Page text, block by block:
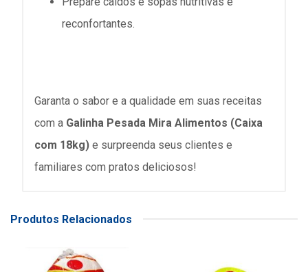
reconfortantes.
Garanta o sabor e a qualidade em suas receitas
com a Galinha Pesada Mira Alimentos (Caixa
com 18kg) e surpreenda seus clientes e
familiares com pratos deliciosos!
Produtos Relacionados